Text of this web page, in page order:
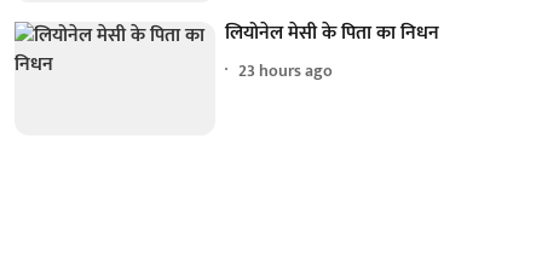
लियोनेल मेसी के पिता का निधन
23 hours ago